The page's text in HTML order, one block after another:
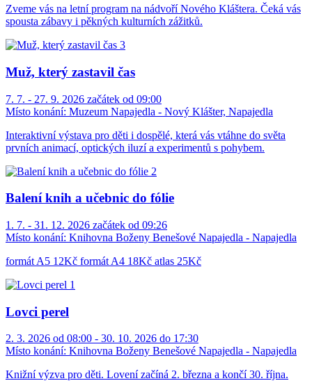
Zveme vás na letní program na nádvoří Nového Kláštera. Čeká vás
spousta zábavy i pěkných kulturních zážitků.
Muž, který zastavil čas
7. 7. - 27. 9. 2026 začátek od 09:00
Místo konání: Muzeum Napajedla - Nový Klášter, Napajedla
Interaktivní výstava pro děti i dospělé, která vás vtáhne do světa
prvních animací, optických iluzí a experimentů s pohybem.
Balení knih a učebnic do fólie
1. 7. - 31. 12. 2026 začátek od 09:26
Místo konání: Knihovna Boženy Benešové Napajedla - Napajedla
formát A5 12Kč formát A4 18Kč atlas 25Kč
Lovci perel
2. 3. 2026 od 08:00 - 30. 10. 2026 do 17:30
Místo konání: Knihovna Boženy Benešové Napajedla - Napajedla
Knižní výzva pro děti. Lovení začíná 2. března a končí 30. října.